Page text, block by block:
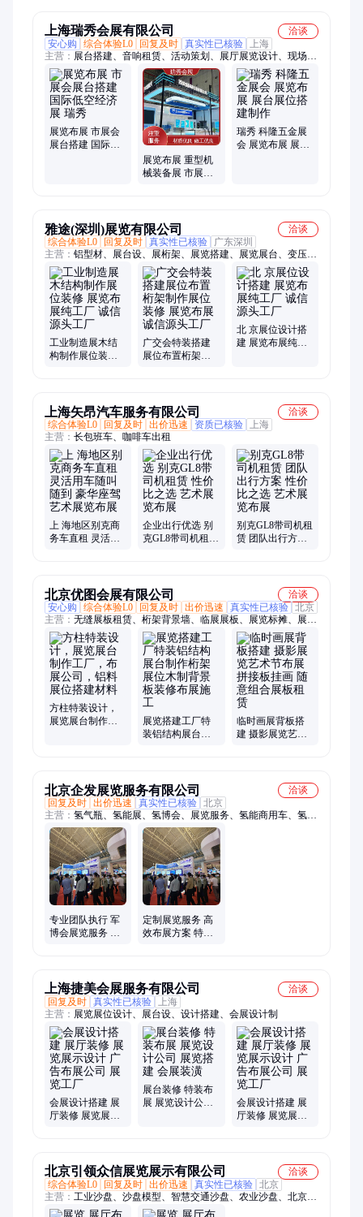
上海瑞秀会展有限公司
洽谈
安心购
综合体验L0 回复及时 真实性已核验
上海
主营： 展台搭建、音响租赁、活动策划、展厅展览设计、现场布
置、物料租赁、舞台布置、背景板制作、LED大屏租赁、舞台灯
光音响设备租赁、舞台搭建、桁架搭建、会议布置
展览布展 市展会
展台搭建 国际低
展览布展 重型机
械装备展 市展会
瑞秀 科隆五金展
会 展览布展 展台
雅途(深圳)展览有限公司
洽谈
综合体验L0
回复及时 真实性已核验
广东深圳
主营： 铝型材、展台设、展桁架、展览搭建、展览展台、变压
器、展台搭、展展台、展台制、家电展、木结构、展台装、广交
会、电子展、定制家居、展会桁架、展位装修、展位搭建、展会
搭建、标摊搭建、建材展台、展柜定制、展厅装修、工厂展位、
桁架搭建
工业制造展木结
构制作展位装修
广交会特装搭建
展位布置桁架制
北 京展位设计搭
建 展览布展纯工
上海矢昂汽车服务有限公司
洽谈
综合体验L0
回复及时 出价迅速 资质已核验
上海
主营： 长包班车、咖啡车出租
上 海地区别克商
务车直租 灵活用
企业出行优选 别
克GL8带司机租赁
别克GL8带司机租
赁 团队出行方案
北京优图会展有限公司
洽谈
安心购
综合体验L0 回复及时 出价迅速 真实性已核验 北京
主营： 无缝展板租赁、桁架背景墙、临展展板、展览标摊、展览
铝料、八棱柱展板租赁、标摊铝料订做、展会标摊搭建、挂画展
板租赁、定做书画展板、北京展板租赁、无缝展墙租赁、八棱柱
展位铝材、书画展架背墙、艺术画展布置、博物馆展墙出租、八
棱柱展板销售、画展活动设计搭建、画展背板出租、标摊铝材、
画展展墙、展板展墙、折叠屏风展板、展位租赁、艺术挂画板墙
方柱特装设计，
展览展台制作工
展览搭建工厂特
装铝结构展台制
临时画展背板搭
建 摄影展览艺术
北京企发展览服务有限公司
洽谈
回复及时 出价迅速 真实性已核验 北京
主营： 氢气瓶、氢能展、氢博会、展览服务、氢能商用车、氢能
技术装备
专业团队执行 军
博会展览服务 高
定制展览服务 高
效布展方案 特种
上海捷美会展服务有限公司
洽谈
回复及时 真实性已核验
上海
主营： 展览展位设计、展台设、设计搭建、会展设计制
会展设计搭建 展
厅装修 展览展示
展台装修 特装布
展 展览设计公司
会展设计搭建 展
厅装修 展览展示
北京引领众信展览展示有限公司
洽谈
综合体验L0
回复及时 出价迅速 真实性已核验 北京
主营： 工业沙盘、沙盘模型、智慧交通沙盘、农业沙盘、北京模
型公司、沙盘公司、沙盘厂家、售楼沙盘、展厅设计公司、建筑